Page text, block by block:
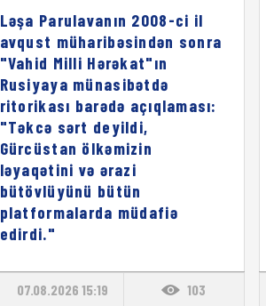
Ləşa Parulavanın 2008-ci il
avqust müharibəsindən sonra
"Vahid Milli Hərəkat"ın
Rusiyaya münasibətdə
ritorikası barədə açıqlaması:
"Təkcə sərt deyildi,
Gürcüstan ölkəmizin
ləyaqətini və ərazi
bütövlüyünü bütün
platformalarda müdafiə
edirdi."
07.08.2026 15:19 103